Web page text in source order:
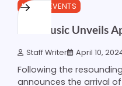
MUSIC EVENTS
SVF Music Unveils
Staff Writer April 10,
Following the
announces the arrival